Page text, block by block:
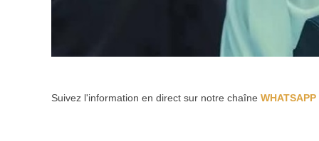
Suivez l'information en direct sur notre chaîne WHATSAPP